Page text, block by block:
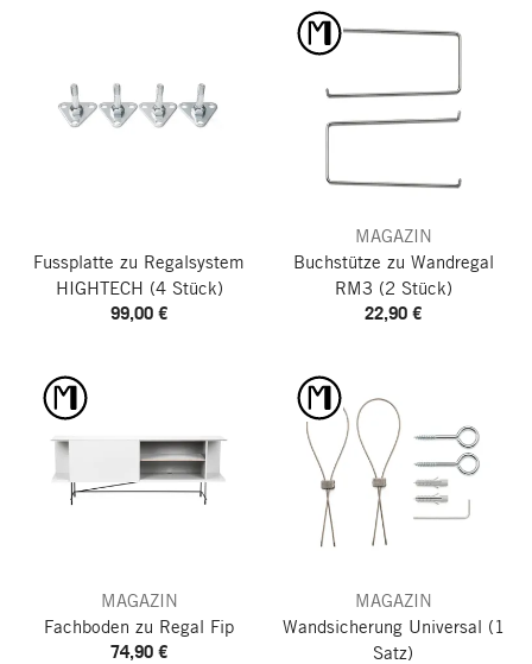
Fussplatte zu Regalsystem
HIGHTECH (4 Stück)
99,00 €
MAGAZIN
Buchstütze zu Wandregal
RM3 (2 Stück)
22,90 €
MAGAZIN
Fachboden zu Regal Fip
74,90 €
MAGAZIN
Wandsicherung Universal (1
Satz)